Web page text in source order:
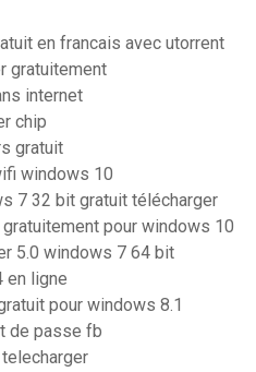
en francais avec utorrent
gratuitement
internet
chip
gratuit
windows 10
7 32 bit gratuit télécharger
pour windows 10
5.0 windows 7 64 bit
en ligne
pour windows 8.1
de passe fb